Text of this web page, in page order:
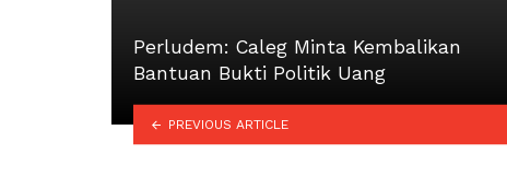
Perludem: Caleg Minta Kembalikan
Bantuan Bukti Politik Uang
PREVIOUS ARTICLE